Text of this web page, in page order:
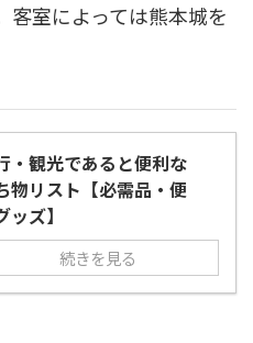
客室によっては熊本城を
・観光であると便利な
物リスト【必需品・便
ッズ】
続きを見る